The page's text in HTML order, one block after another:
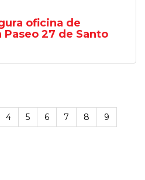
oficina de
Paseo 27 de Santo
4 5 6 7 8
9